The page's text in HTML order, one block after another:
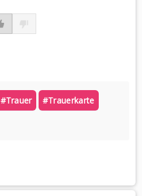
#trauer #trauerkarte